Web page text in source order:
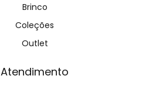
Brinco
Coleções
Outlet
Atendimento